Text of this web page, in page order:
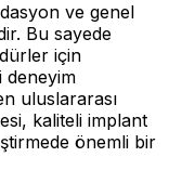
ve genel
Bu sayede
için
deneyim
uluslararası
kaliteli implant
önemli bir